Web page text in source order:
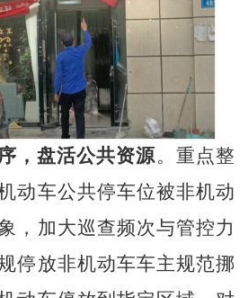
，盘活公共资源。重点整
动车公共停车位被非机动
，加大巡查频次与管控力
停放非机动车车主规范挪